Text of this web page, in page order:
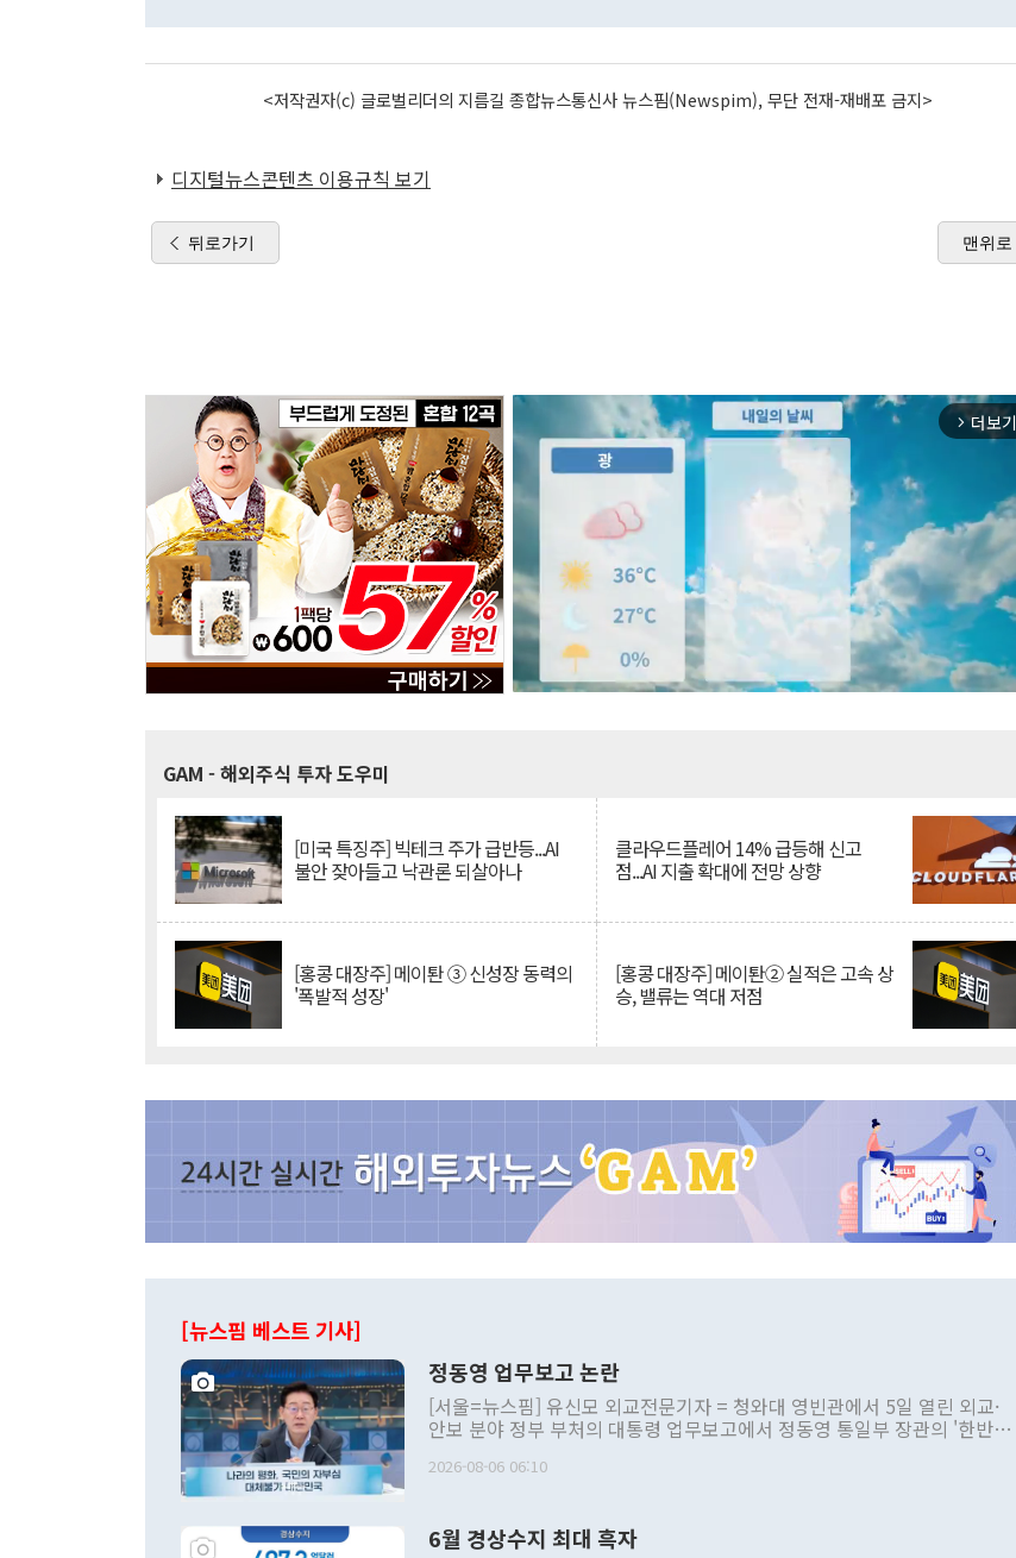
<저작권자(c) 글로벌리더의 지름길 종합뉴스통신사 뉴스핌(Newspim), 무단 전재-재배포 금지>
디지털뉴스콘텐츠 이용규칙 보기
뒤로가기 맨위로
arrow_forward_ios 더보기
GAM - 해외주식 투자 도우미
[미국 특징주] 빅테크 주가 급반등...AI
불안 잦아들고 낙관론 되살아나
클라우드플레어 14% 급등해 신고
점...AI 지출 확대에 전망 상향
[홍콩 대장주] 메이퇀 ③ 신성장 동력의
'폭발적 성장'
[홍콩 대장주] 메이퇀② 실적은 고속 상
승, 밸류는 역대 저점
[뉴스핌 베스트 기사]
정동영 업무보고 논란
[서울=뉴스핌] 유신모 외교전문기자 = 청와대 영빈관에서 5일 열린 외교·
안보 분야 정부 부처의 대통령 업무보고에서 정동영 통일부 장관의 '한반도
발언 중에는 정부 내 조율을 거치지 않은 사안을 정책으로 추진하겠다고 공
주의적 희망에 근거한 비현실적 구상'이라는 비판을 내놨다. 그동안 정 장
2026-08-06 06:10
6월 경상수지 최대 흑자